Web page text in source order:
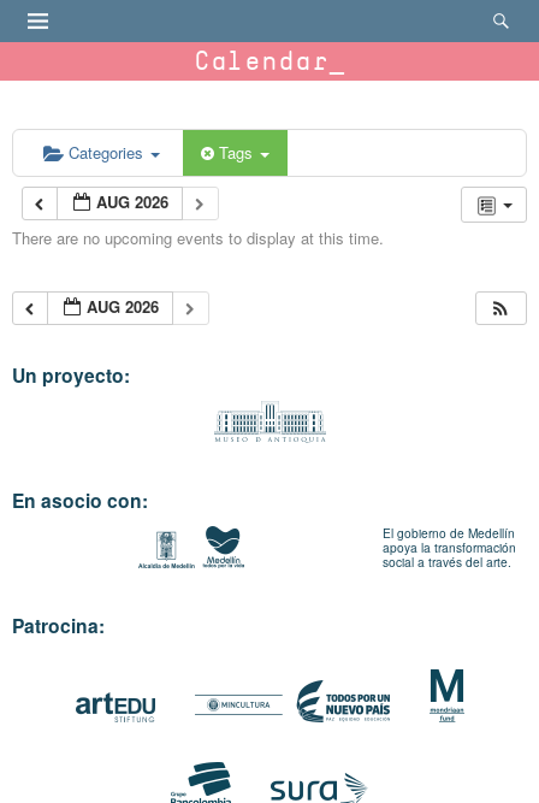
Calendar
Categories Tags
AUG 2026
There are no upcoming events to display at this time.
AUG 2026
Un proyecto:
En asocio con:
El gobierno de Medellín
apoya la transformación
social a través del arte.
Patrocina: